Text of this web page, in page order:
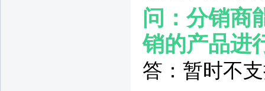
问：分销商
销的产品进
答：暂时不